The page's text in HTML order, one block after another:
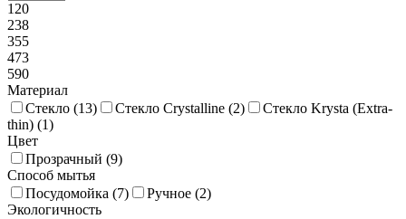
120
238
355
473
590
Материал
Стекло (13) Стекло Crystalline (2)
Стекло Krysta (Extra-
thin) (1)
Цвет
Прозрачный (9)
Способ мытья
Посудомойка (7) Ручное (2)
Экологичность